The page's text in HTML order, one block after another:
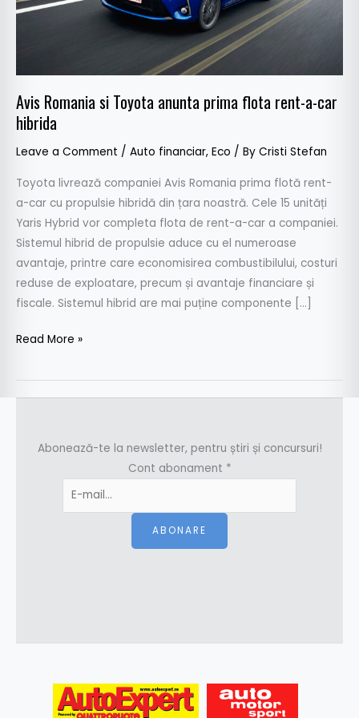
Avis Romania si Toyota anunta prima flota rent-a-car
hibrida
Leave a Comment / Auto financiar, Eco / By Cristi Stefan
Toyota livrează companiei Avis Romania prima flotă rent-
a-car cu propulsie hibridă din țara noastră. Cele 15 unități
Yaris Hybrid vor completa flota de rent-a-car a companiei.
Sistemul hibrid de propulsie aduce cu el numeroase
avantaje, printre care economisirea combustibilului, costuri
reduse de exploatare, precum și avantaje financiare și
fiscale. Sistemul hibrid are mai puține componente […]
rent-
Read More »
Abonează-te la newsletter, pentru știri și concursuri!
Cont abonament *
ABONARE